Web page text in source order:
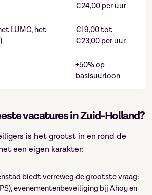
€24,00 per uur
LUMC, het
€19,00 tot
€23,00 per uur
+50% op
basisuurloon
vacatures in Zuid-Holland?
is het grootst in en rond de
een eigen karakter:
biedt verreweg de grootste vraag:
evenementenbeveiliging bij Ahoy en